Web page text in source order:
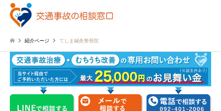
紹介ページ てしま鍼灸整骨院